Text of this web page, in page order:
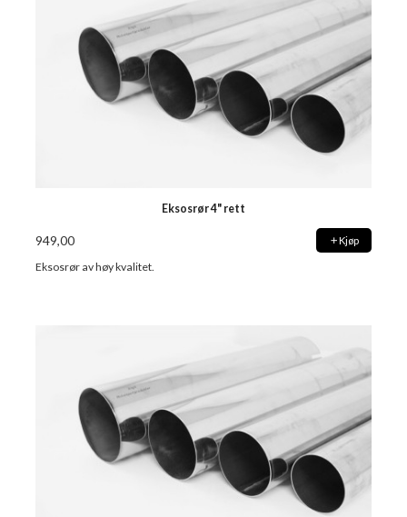
Eksosrør 4" rett
949,00 Kjøp
Eksosrør av høy kvalitet.